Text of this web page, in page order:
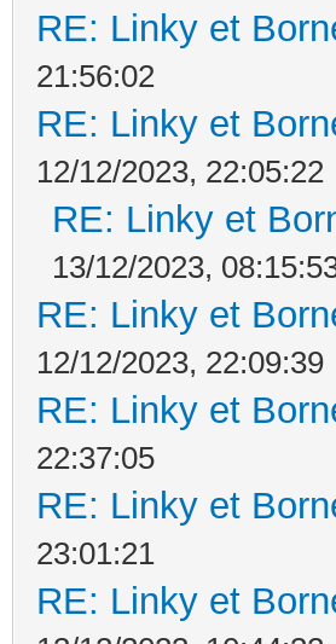
RE: Linky et
21:56:02
RE: Linky et
12/12/2023, 22:05:22
RE: Linky et
13/12/2023,
RE: Linky et
12/12/2023, 22:09:39
RE: Linky et
22:37:05
RE: Linky et
23:01:21
RE: Linky et